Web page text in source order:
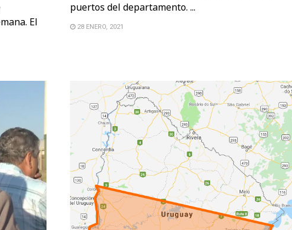
El
puertos del departamento. ...
28 ENERO, 2021